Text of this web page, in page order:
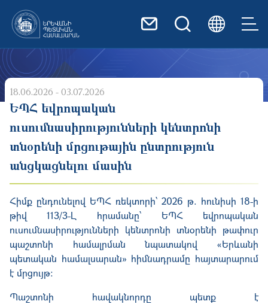
18.06.2026 - 03.07.2026
ԵՊՀ եվրոպական
ուսումնասիրությունների կենտրոնի
տնօրենի մրցութային ընտրություն
անցկացնելու մասին
Հիմք ընդունելով ԵՊՀ ռեկտորի՝ 2026 թ. հունիսի 18-ի
թիվ 113/3-Լ հրամանը՝ ԵՊՀ եվրոպական
ուսումնասիրությունների կենտրոնի տնօրենի թափուր
պաշտոնի համալրման նպա­տակով «Երևանի
պետական համալսարան» հիմ­նադրամը հայտարարում
է մրցույթ:
Պաշտոնի հավակնորդը պետք է